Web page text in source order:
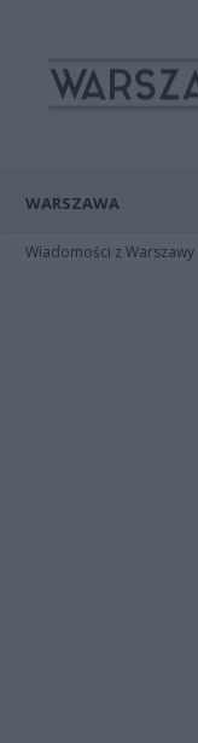
WARSZAWA
Wiadomości z Warszawy